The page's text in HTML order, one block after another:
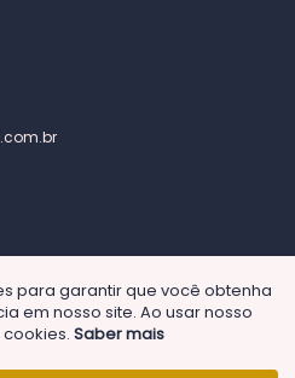
para garantir que você obtenha
em nosso site. Ao usar nosso
Saber mais
porKel Designs